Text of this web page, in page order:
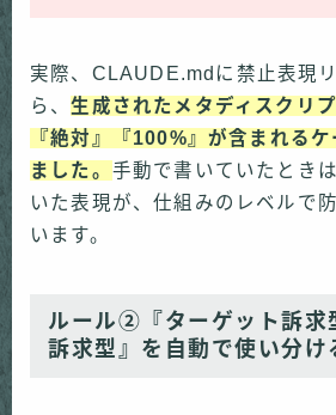
実際、CLAUDE.mdに禁止表現
ら、生成されたメタディスクリ
『絶対』『100%』が含まれる
ました。 手動で書いていたとき
いた表現が、仕組みのレベルで
います。
ルール②『ターゲット訴求
訴求型』を自動で使い分け